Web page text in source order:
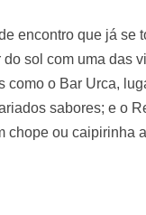
encontro que já se
sol com uma das
como o Bar Urca,
sabores; e o
chope ou caipirinha